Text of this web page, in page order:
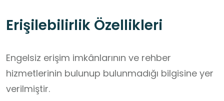
Erişilebilirlik Özellikleri
Engelsiz erişim imkânlarının ve rehber
hizmetlerinin bulunup bulunmadığı bilgisine yer
verilmiştir.